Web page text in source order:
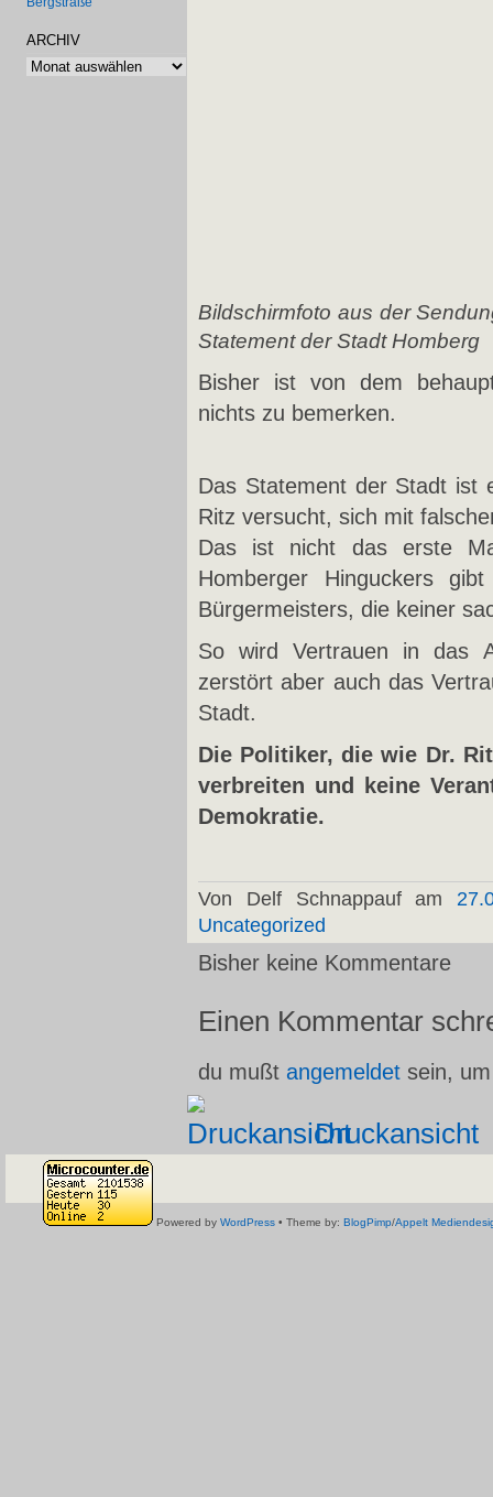
Bergstraße
ARCHIV
Archiv
Bildschirmfoto aus der
Statement der Stadt Homberg
Bisher ist von dem
nichts zu bemerken.
Das Statement der Stadt ist
Ritz versucht, sich mit
Das ist nicht das erste
Homberger Hinguckers
Bürgermeisters, die keiner
So wird Vertrauen in das
zerstört aber auch das
Stadt.
Die Politiker, die wie Dr.
verbreiten und keine
Demokratie.
Von Delf Schnappauf am
Uncategorized
Bisher keine Kommentare
Einen Kommentar
du mußt angemeldet sein,
Druckansicht
Powered by WordPress • Theme by: BlogPimp/Appelt